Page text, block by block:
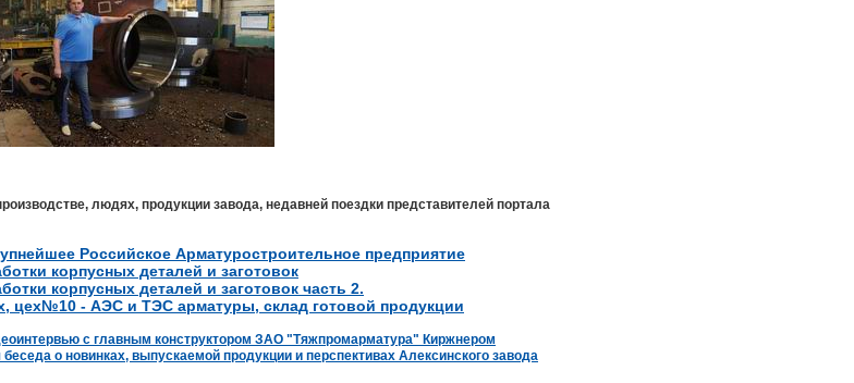
людях, продукции завода, недавней поездки представителей портала
Российское Арматуростроительное предприятие
корпусных деталей и заготовок
корпусных деталей и заготовок часть 2.
цех№10 - АЭС и ТЭС арматуры, склад готовой продукции
с главным конструктором ЗАО "Тяжпромарматура" Киржнером
о новинках, выпускаемой продукции и перспективах Алексинского завода